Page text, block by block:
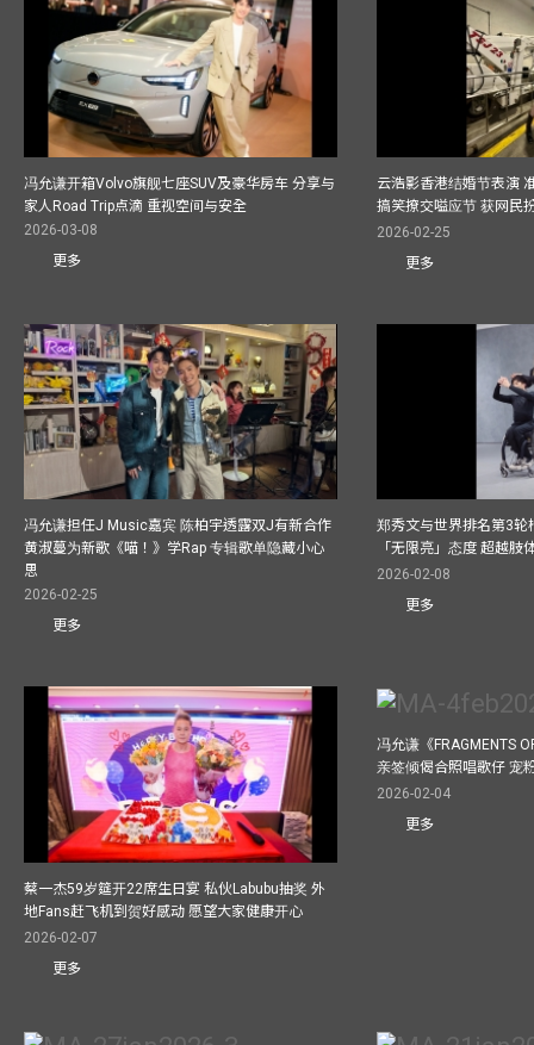
冯允谦开箱Volvo旗舰七座SUV及豪华房车 分享与
家人Road Trip点滴 重视空间与安全
2026-03-08
更多
云浩影香港结婚节表演
搞笑撩交嗌应节 获网民
2026-02-25
更多
冯允谦担任J Music嘉宾 陈柏宇透露双J有新合作
黄淑蔓为新歌《喵！》学Rap 专辑歌单隐藏小心
思
2026-02-25
更多
郑秀文与世界排名第3轮
「无限亮」态度 超越肢
2026-02-08
更多
蔡一杰59岁筵开22席生日宴 私伙Labubu抽奖 外
地Fans赶飞机到贺好感动 愿望大家健康开心
2026-02-07
更多
冯允谦《FRAGMENTS
亲签倾偈合照唱歌仔 宠
2026-02-04
更多